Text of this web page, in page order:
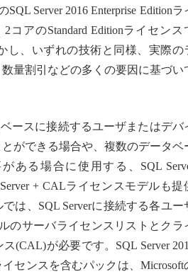
Server 2016 Enterprise Editionラ
コアのStandard Editionライセンス
し、いずれの技術と同様、実際の
量割引などの多くの要因に基づい
ースに接続するユーザまたはデバ
ができる場合や、複数のデータベ
ある場合に使用する、SQL
Server + CALライセンスモデルも提
は、SQL Serverに接続する各ユー
のサーバライセンスリストとクラ
(CAL)が必要です。SQL Server
センスを含むパックは、Microsoft